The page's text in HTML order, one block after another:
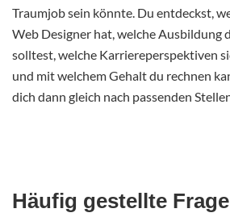
Traumjob sein könnte. Du entdeckst,
Web Designer hat, welche Ausbildung
solltest, welche Karriereperspektiven
und mit welchem Gehalt du rechnen
dich dann gleich nach passenden
Häufig gestellte